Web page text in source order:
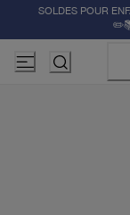
SOLDES POUR